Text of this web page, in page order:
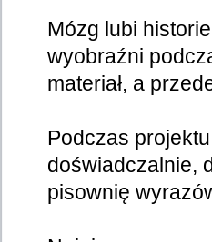
Mózg lubi
wyobraźni
materiał, a
Podczas
doświadczalnie,
pisownię